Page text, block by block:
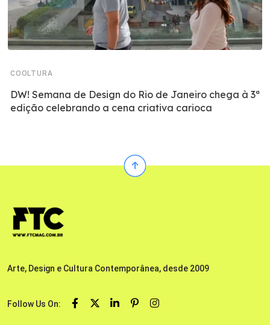
COOLTURA
DW! Semana de Design do Rio de Janeiro chega à 3ª
edição celebrando a cena criativa carioca
Arte, Design e Cultura Contemporânea, desde 2009
Follow Us On: